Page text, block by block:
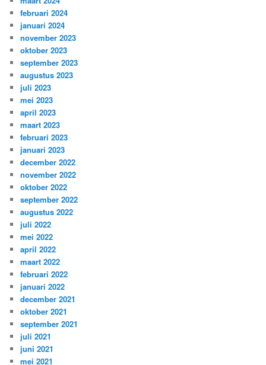
februari 2024
januari 2024
november 2023
oktober 2023
september 2023
augustus 2023
juli 2023
mei 2023
april 2023
maart 2023
februari 2023
januari 2023
december 2022
november 2022
oktober 2022
september 2022
augustus 2022
juli 2022
mei 2022
april 2022
maart 2022
februari 2022
januari 2022
december 2021
oktober 2021
september 2021
juli 2021
juni 2021
mei 2021